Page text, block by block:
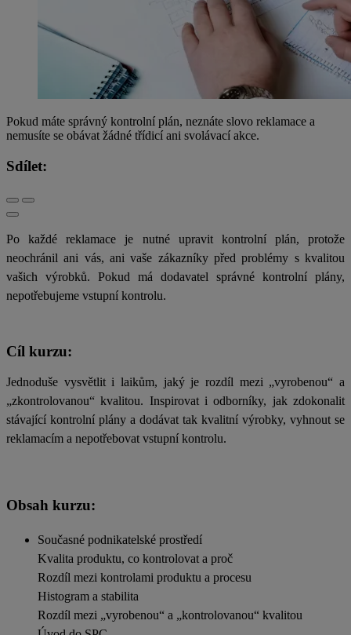
Pokud máte správný kontrolní plán, neznáte slovo reklamace a
nemusíte se obávat žádné třídicí ani svolávací akce.
Sdílet:
Po každé reklamace je nutné upravit kontrolní plán, protože
neochránil ani vás, ani vaše zákazníky před problémy s kvalitou
vašich výrobků. Pokud má dodavatel správné kontrolní plány,
nepotřebujeme vstupní kontrolu.
Cíl kurzu:
Jednoduše vysvětlit i laikům, jaký je rozdíl mezi „vyrobenou“ a
„zkontrolovanou“ kvalitou. Inspirovat i odborníky, jak zdokonalit
stávající kontrolní plány a dodávat tak kvalitní výrobky, vyhnout se
reklamacím a nepotřebovat vstupní kontrolu.
Obsah kurzu:
Současné podnikatelské prostředí
Kvalita produktu, co kontrolovat a proč
Rozdíl mezi kontrolami produktu a procesu
Histogram a stabilita
Rozdíl mezi „vyrobenou“ a „kontrolovanou“ kvalitou